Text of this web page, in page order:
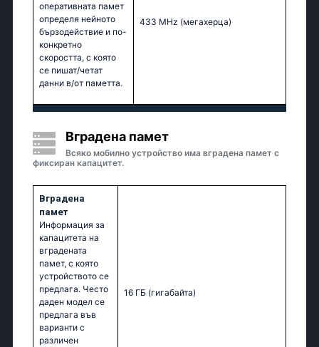
оперативната памет
определя нейното
бързодействие и по-
конкретно
скоростта, с която
се пишат/четат
данни в/от паметта.
433 MHz (мегахерца)
Вградена памет
Всяко мобилно устройство има вградена памет с
фиксиран капацитет.
Вградена
памет
Информация за
капацитета на
вградената
памет, с която
устройството се
предлага. Често
даден модел се
предлага във
варианти с
различен
16 ГБ (гигабайта)